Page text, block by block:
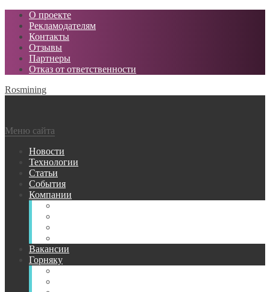
О проекте
Рекламодателям
Контакты
Отзывы
Партнеры
Отказ от ответственности
Rosmining
Меню сайта
Новости
Технологии
Статьи
События
Компании
Вакансии
Горняку